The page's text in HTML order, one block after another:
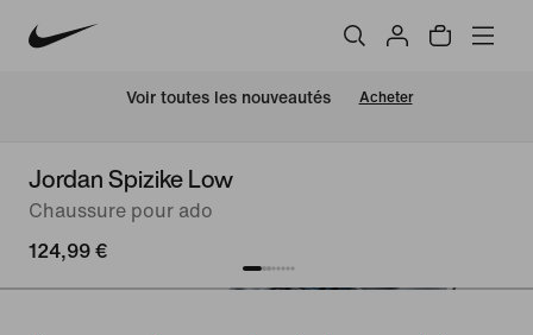
Voir toutes les nouveautés Acheter
Jordan Spizike Low
Chaussure pour ado
124,99 €